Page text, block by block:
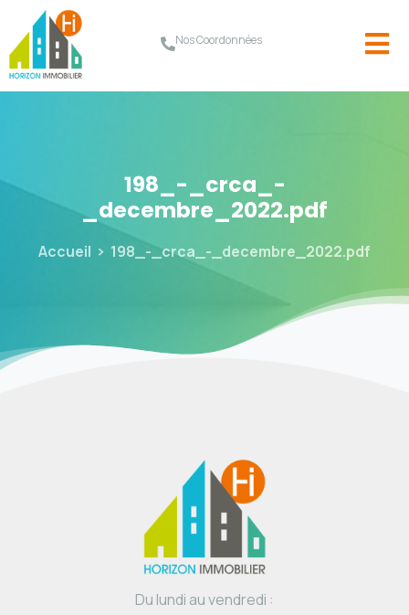
Nos Coordonnées
198_-_crca_-
_decembre_2022.pdf
Accueil 198_-_crca_-_decembre_2022.pdf
Du lundi au vendredi :